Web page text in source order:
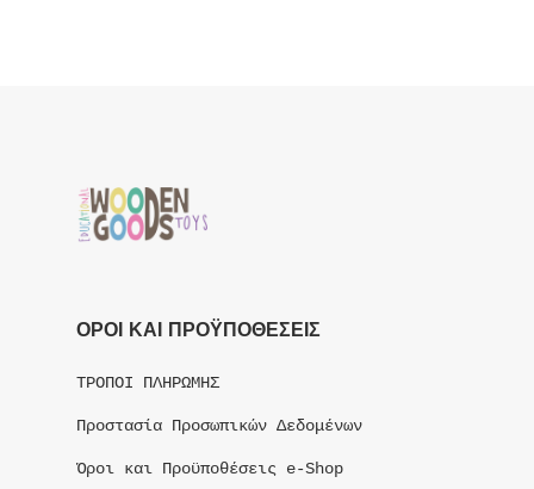
ΟΡΟΙ ΚΑΙ ΠΡΟΫΠΟΘΕΣΕΙΣ
ΤΡΟΠΟΙ ΠΛΗΡΩΜΗΣ
Προστασία Προσωπικών Δεδομένων
Όροι και Προϋποθέσεις e-Shop